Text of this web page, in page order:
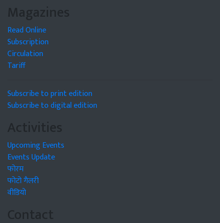
Magazines
Read Online
Subscription
Circulation
Tariff
Subscribe to print edition
Subscribe to digital edition
Activities
Upcoming Events
Events Update
फोरम
फोटो गैलरी
वीडियो
Contact